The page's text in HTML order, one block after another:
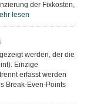
der Fixkosten,
lesen
werden, der die
Einzige
erfasst werden
Break-Even-Points